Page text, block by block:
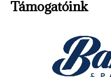
Támogatóink